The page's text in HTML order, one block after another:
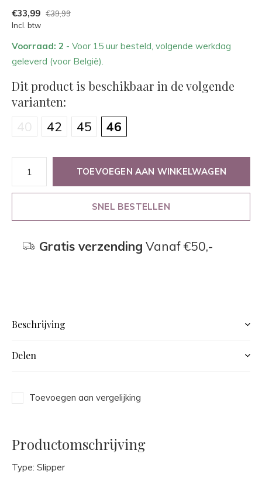
€33,99 €39,99
Incl. btw
Voorraad: 2 - Voor 15 uur besteld, volgende werkdag
geleverd (voor België).
Dit product is beschikbaar in de volgende
varianten:
40 42 45 46
TOEVOEGEN AAN WINKELWAGEN
SNEL BESTELLEN
Gratis verzending Vanaf €50,-
Beschrijving
Delen
Toevoegen aan vergelijking
Productomschrijving
Type: Slipper